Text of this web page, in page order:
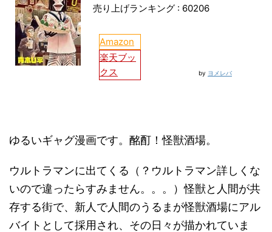
売り上げランキング : 60206
Amazon
楽天ブッ
クス
by ヨメレバ
ゆるいギャグ漫画です。酩酊！怪獣酒場。
ウルトラマンに出てくる（？ウルトラマン詳しくな
いので違ったらすみません。。。）怪獣と人間が共
存する街で、新人で人間のうるまが怪獣酒場にアル
バイトとして採用され、その日々が描かれていま